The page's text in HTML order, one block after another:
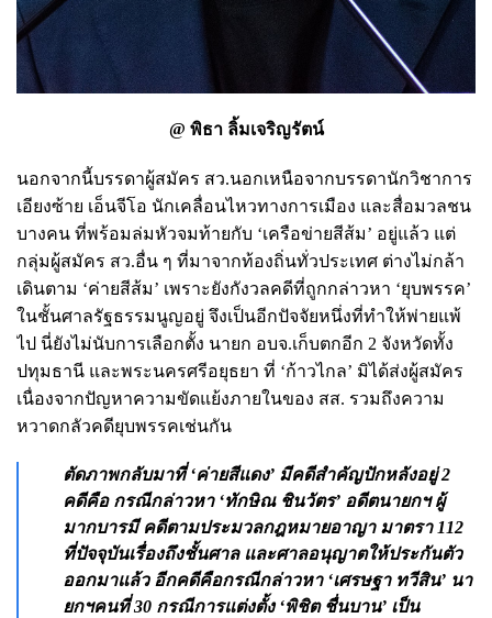
@ พิธา ลิ้มเจริญรัตน์
นอกจากนี้บรรดาผู้สมัคร สว.นอกเหนือจากบรรดานักวิชาการ
เอียงซ้าย เอ็นจีโอ นักเคลื่อนไหวทางการเมือง และสื่อมวลชน
บางคน ที่พร้อมล่มหัวจมท้ายกับ ‘เครือข่ายสีส้ม’ อยู่แล้ว แต่
กลุ่มผู้สมัคร สว.อื่น ๆ ที่มาจากท้องถิ่นทั่วประเทศ ต่างไม่กล้า
เดินตาม ‘ค่ายสีส้ม’ เพราะยังกังวลคดีที่ถูกกล่าวหา ‘ยุบพรรค’
ในชั้นศาลรัฐธรรมนูญอยู่ จึงเป็นอีกปัจจัยหนึ่งที่ทำให้พ่ายแพ้
ไป นี่ยังไม่นับการเลือกตั้ง นายก อบจ.เก็บตกอีก 2 จังหวัดทั้ง
ปทุมธานี และพระนครศรีอยุธยา ที่ ‘ก้าวไกล’ มิได้ส่งผู้สมัคร
เนื่องจากปัญหาความขัดแย้งภายในของ สส. รวมถึงความ
หวาดกลัวคดียุบพรรคเช่นกัน
ตัดภาพกลับมาที่ ‘ค่ายสีแดง’ มีคดีสำคัญปักหลังอยู่ 2
คดีคือ กรณีกล่าวหา ‘ทักษิณ ชินวัตร’ อดีตนายกฯ ผู้
มากบารมี คดีตามประมวลกฎหมายอาญา มาตรา 112
ที่ปัจจุบันเรื่องถึงชั้นศาล และศาลอนุญาตให้ประกันตัว
ออกมาแล้ว อีกคดีคือกรณีกล่าวหา ‘เศรษฐา ทวีสิน’ นา
ยกฯคนที่ 30 กรณีการแต่งตั้ง ‘พิชิต ชื่นบาน’ เป็น